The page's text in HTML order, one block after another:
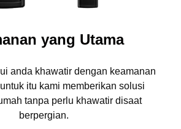
yang Utama
anda khawatir dengan keamanan
itu kami memberikan solusi
tanpa perlu khawatir disaat
berpergian.